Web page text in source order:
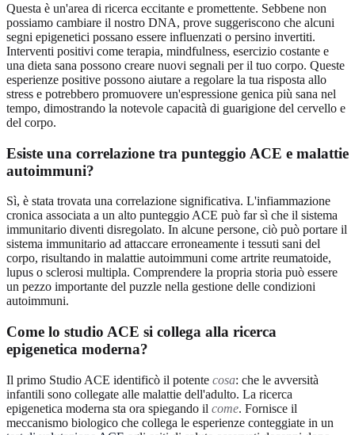
Questa è un'area di ricerca eccitante e promettente. Sebbene non
possiamo cambiare il nostro DNA, prove suggeriscono che alcuni
segni epigenetici possano essere influenzati o persino invertiti.
Interventi positivi come terapia, mindfulness, esercizio costante e
una dieta sana possono creare nuovi segnali per il tuo corpo. Queste
esperienze positive possono aiutare a regolare la tua risposta allo
stress e potrebbero promuovere un'espressione genica più sana nel
tempo, dimostrando la notevole capacità di guarigione del cervello e
del corpo.
Esiste una correlazione tra punteggio ACE e malattie
autoimmuni?
Sì, è stata trovata una correlazione significativa. L'infiammazione
cronica associata a un alto punteggio ACE può far sì che il sistema
immunitario diventi disregolato. In alcune persone, ciò può portare il
sistema immunitario ad attaccare erroneamente i tessuti sani del
corpo, risultando in malattie autoimmuni come artrite reumatoide,
lupus o sclerosi multipla. Comprendere la propria storia può essere
un pezzo importante del puzzle nella gestione delle condizioni
autoimmuni.
Come lo studio ACE si collega alla ricerca
epigenetica moderna?
Il primo Studio ACE identificò il potente cosa: che le avversità
infantili sono collegate alle malattie dell'adulto. La ricerca
epigenetica moderna sta ora spiegando il come. Fornisce il
meccanismo biologico che collega le esperienze conteggiate in un